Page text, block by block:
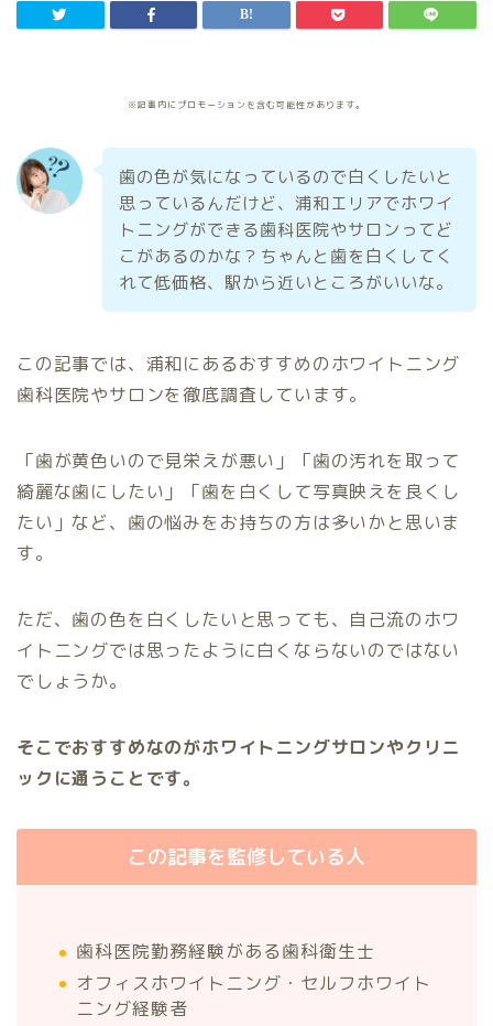
※記事内にプロモーションを含む可能性があります。
歯の色が気になっているので白くしたいと
思っているんだけど、浦和エリアでホワイ
トニングができる歯科医院やサロンってど
こがあるのかな？ちゃんと歯を白くしてく
れて低価格、駅から近いところがいいな。
この記事では、浦和にあるおすすめのホワイトニング
歯科医院やサロンを徹底調査しています。
「歯が黄色いので見栄えが悪い」「歯の汚れを取って
綺麗な歯にしたい」「歯を白くして写真映えを良くし
たい」など、歯の悩みをお持ちの方は多いかと思いま
す。
ただ、歯の色を白くしたいと思っても、自己流のホワ
イトニングでは思ったように白くならないのではない
でしょうか。
そこでおすすめなのがホワイトニングサロンやクリニ
ックに通うことです。
この記事を監修している人
歯科医院勤務経験がある歯科衛生士
オフィスホワイトニング・セルフホワイト
ニング経験者